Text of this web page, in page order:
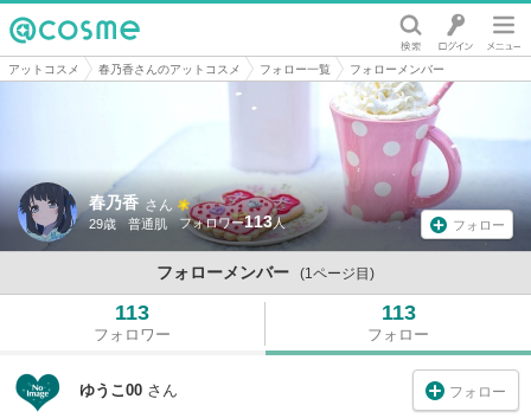
@cosme
アットコスメ 春乃香さんのアットコスメ フォロー一覧 フォローメンバー
春乃香 さん
29歳 普通肌 113 フォロー
フォローメンバー (1ページ目)
113
フォロワー
113
フォロー
ゆうこ00 さん フォロー